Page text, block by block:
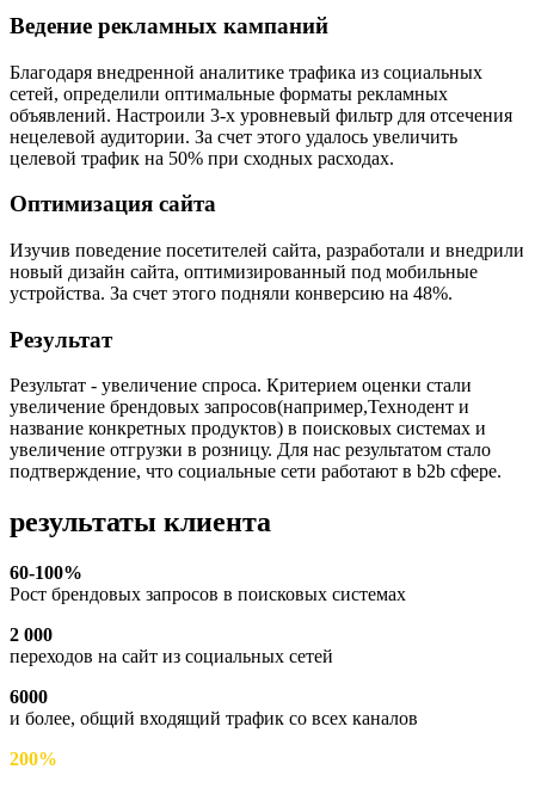
Ведение рекламных кампаний
Благодаря внедренной аналитике трафика из социальных
сетей, определили оптимальные форматы рекламных
объявлений. Настроили 3-х уровневый фильтр для отсечения
нецелевой аудитории. За счет этого удалось увеличить
целевой трафик на 50% при сходных расходах.
Оптимизация сайта
Изучив поведение посетителей сайта, разработали и внедрили
новый дизайн сайта, оптимизированный под мобильные
устройства. За счет этого подняли конверсию на 48%.
Результат
Результат - увеличение спроса. Критерием оценки стали
увеличение брендовых запросов(например,Технодент и
название конкретных продуктов) в поисковых системах и
увеличение отгрузки в розницу. Для нас результатом стало
подтверждение, что социальные сети работают в b2b сфере.
результаты клиента
60-100%
Рост брендовых запросов в поисковых системах
2 000
переходов на сайт из социальных сетей
6000
и более, общий входящий трафик со всех каналов
200%